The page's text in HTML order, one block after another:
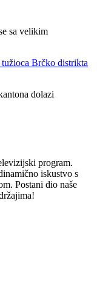
sa velikim
Brčko distrikta
dolazi
program.
iskustvo s
Postani dio naše